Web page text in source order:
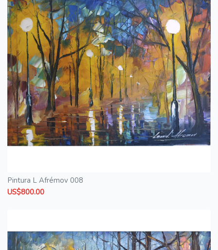
Pintura L Afrémov 008
US$800.00